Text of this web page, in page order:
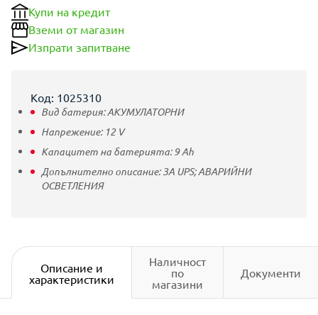
Купи на кредит
Вземи от магазин
Изпрати запитване
Код: 1025310
Вид батерия:АКУМУЛАТОРНИ
Напрежение: 12 V
Капацитет на батерията:9Ah
Допълнително описание:ЗА UPS; АВАРИЙНИ
ОСВЕТЛЕНИЯ
Описание и
характеристики
Наличност
по
магазини
Документи